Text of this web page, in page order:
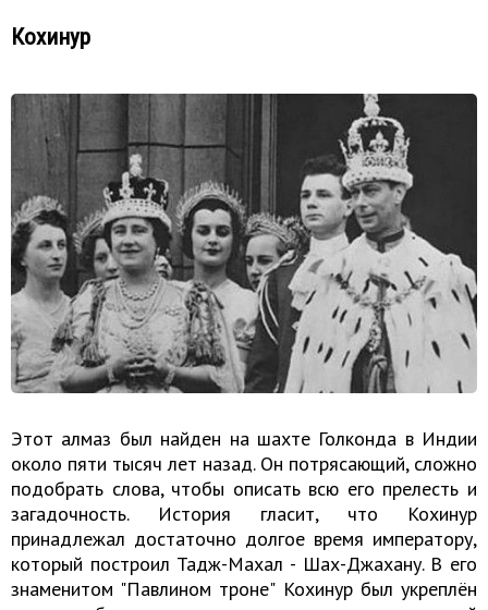
Кохинур
Этот алмаз был найден на шахте Голконда в Индии
около пяти тысяч лет назад. Он потрясающий, сложно
подобрать слова, чтобы описать всю его прелесть и
загадочность. История гласит, что Кохинур
принадлежал достаточно долгое время императору,
который построил Тадж-Махал - Шах-Джахану. В его
знаменитом "Павлином троне" Кохинур был укреплён